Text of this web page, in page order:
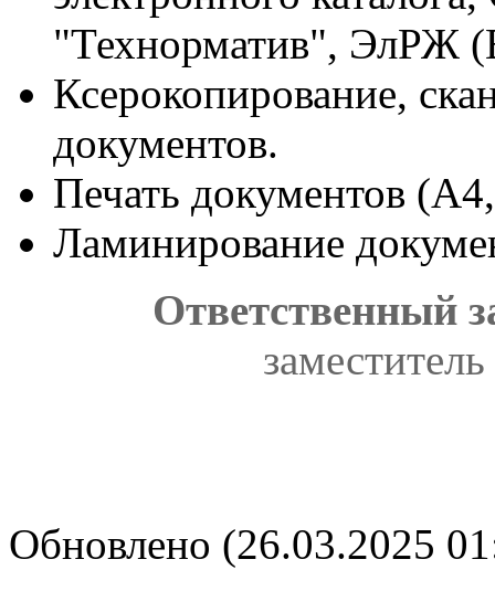
"Технорматив", ЭлРЖ
Ксерокопирование,
документов.
Печать документов
Ламинирование
Ответственный
Обновлено (26.03.2025